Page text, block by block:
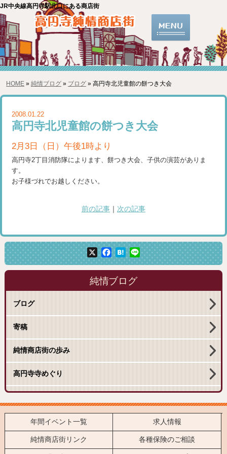
JR中央線高円寺駅北口にある商店街
HOME »純情ブログ» ブログ» 高円寺北児童館の餅つき大会
2008.01.22
高円寺北児童館の餅つき大会
2月3日（日）午後1時より
高円寺2丁目消防隊によります、餅つき大会、子供の演芸がありま
す。
お子様づれでお越しください。
前の記事 次の記事
X Facebook
Hatena
Line
純情ブログ
ブログ
寄稿
純情商店街の歩み
高円寺寺めぐり
年間イベント一覧 求人情報
純情商店街リンク 各種保険のご相談